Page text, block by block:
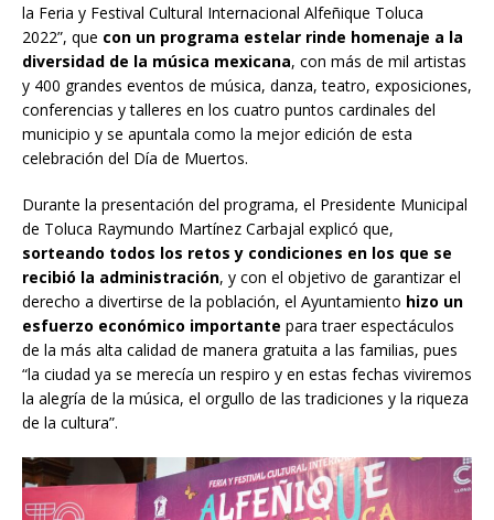
la Feria y Festival Cultural Internacional Alfeñique Toluca
2022”, que con un programa estelar rinde homenaje a la
diversidad de la música mexicana, con más de mil artistas
y 400 grandes eventos de música, danza, teatro, exposiciones,
conferencias y talleres en los cuatro puntos cardinales del
municipio y se apuntala como la mejor edición de esta
celebración del Día de Muertos.
Durante la presentación del programa, el Presidente Municipal
de Toluca Raymundo Martínez Carbajal explicó que,
sorteando todos los retos y condiciones en los que se
recibió la administración, y con el objetivo de garantizar el
derecho a divertirse de la población, el Ayuntamiento hizo un
esfuerzo económico importante para traer espectáculos
de la más alta calidad de manera gratuita a las familias, pues
“la ciudad ya se merecía un respiro y en estas fechas viviremos
la alegría de la música, el orgullo de las tradiciones y la riqueza
de la cultura”.